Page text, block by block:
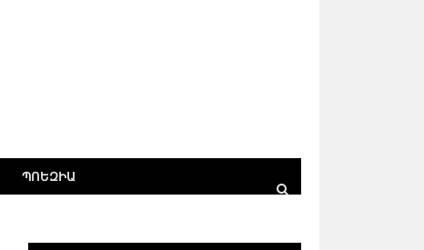
ՊՈԵԶԻԱ